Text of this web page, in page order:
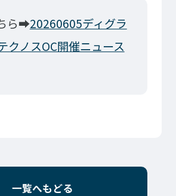
学生寮・マンション
学生委員会
のご案内
ら➡20260605ディグラ
クノスOC開催ニュース
一覧へもどる